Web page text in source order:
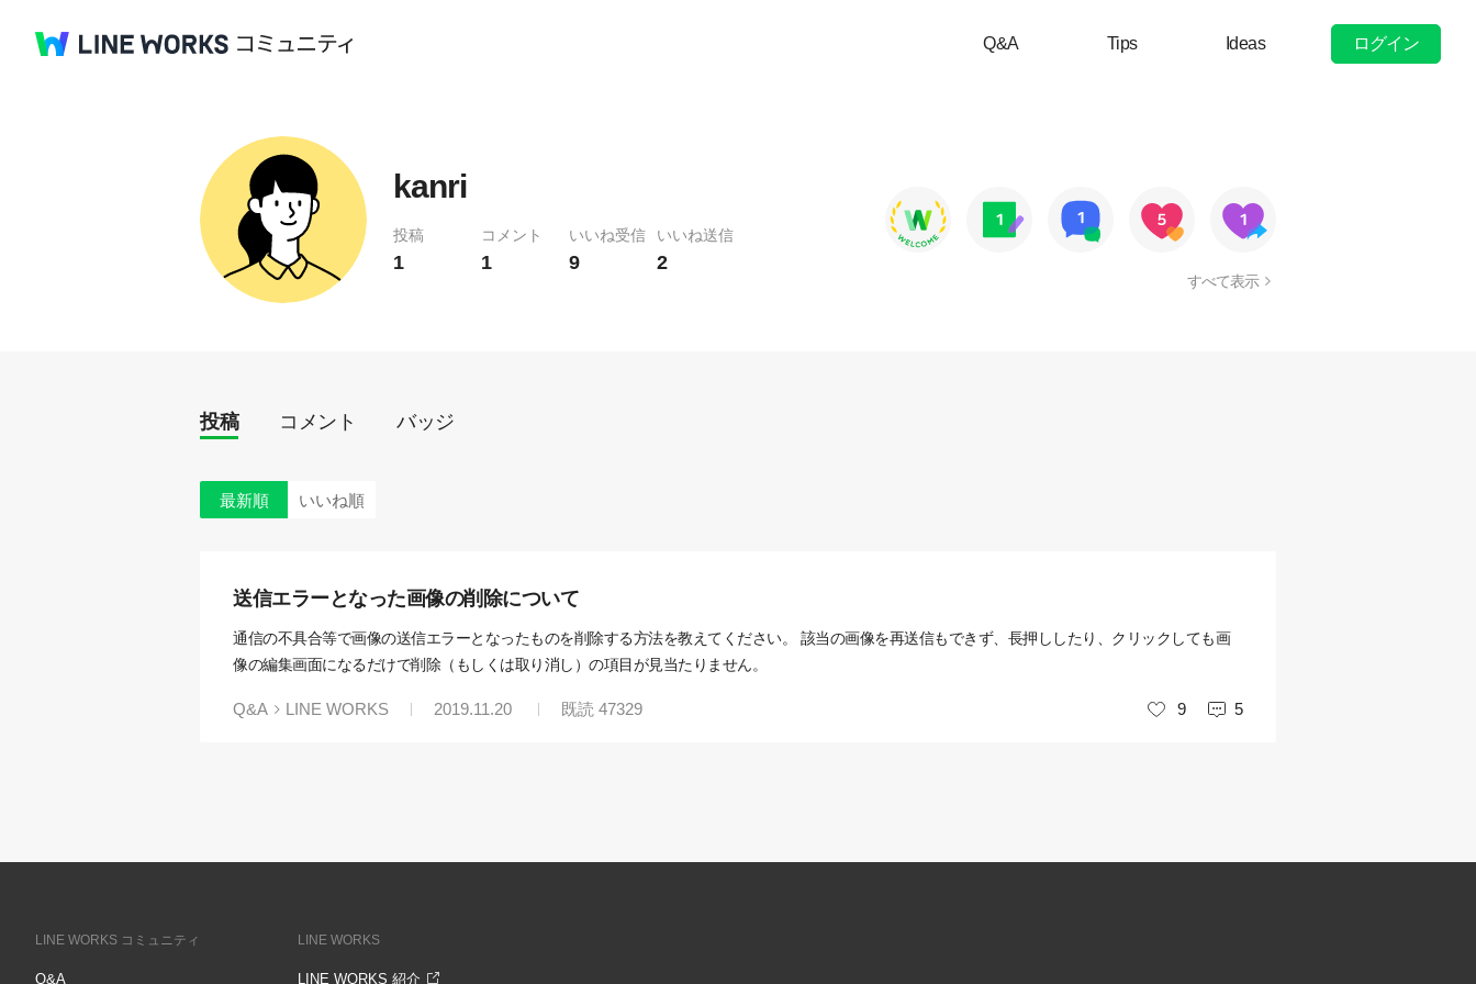
Q&A Tips Ideas ログイン
kanri
投稿
1
コメント
1
いいね受信
9
いいね送信
2
すべて表示
投稿 コメント バッジ
最新順 いいね順
送信エラーとなった画像の削除について
通信の不具合等で画像の送信エラーとなったものを削除する方法を教えてください。 該当の画像を再送信もできず、長押ししたり、クリックしても画
像の編集画面になるだけで削除（もしくは取り消し）の項目が見当たりません。
Q&A LINE WORKS 2019.11.20 既読 47329 いいね
9 5
LINE WORKS コミュニティ
Q&A
LINE WORKS
LINE WORKS 紹介